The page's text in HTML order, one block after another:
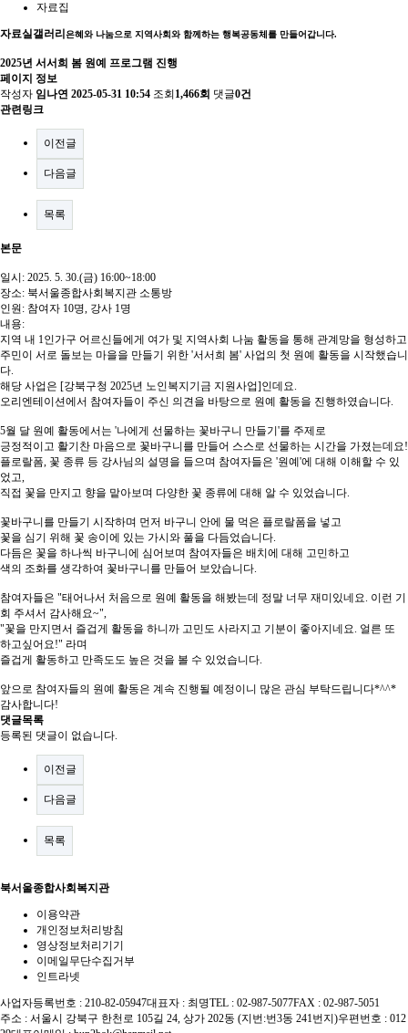
자료집
자료실갤러리 은혜와 나눔으로 지역사회와 함께하는 행복공동체를 만들어갑니다.
2025년 서서희 봄 원예 프로그램 진행
페이지 정보
작성자 임나연 2025-05-31 10:54 조회 1,466회 댓글0건
관련링크
이전글
다음글
목록
본문
일시: 2025. 5. 30.(금) 16:00~18:00
장소: 북서울종합사회복지관 소통방
인원: 참여자 10명, 강사 1명
내용:
지역 내 1인가구 어르신들에게 여가 및 지역사회 나눔 활동을 통해 관계망을 형성하고
주민이 서로 돌보는 마을을 만들기 위한 '서서희 봄' 사업의 첫 원예 활동을 시작했습니
다.
해당 사업은 [강북구청 2025년 노인복지기금 지원사업]인데요.
오리엔테이션에서 참여자들이 주신 의견을 바탕으로 원예 활동을 진행하였습니다.
5월 달 원예 활동에서는 '나에게 선물하는 꽃바구니 만들기'를 주제로
긍정적이고 활기찬 마음으로 꽃바구니를 만들어 스스로 선물하는 시간을 가졌는데요!
플로랄폼, 꽃 종류 등 강사님의 설명을 들으며 참여자들은 '원예'에 대해 이해할 수 있
었고,
직접 꽃을 만지고 향을 맡아보며 다양한 꽃 종류에 대해 알 수 있었습니다.
꽃바구니를 만들기 시작하며 먼저 바구니 안에 물 먹은 플로랄폼을 넣고
꽃을 심기 위해 꽃 송이에 있는 가시와 풀을 다듬었습니다.
다듬은 꽃을 하나씩 바구니에 심어보며 참여자들은 배치에 대해 고민하고
색의 조화를 생각하여 꽃바구니를 만들어 보았습니다.
참여자들은 "태어나서 처음으로 원예 활동을 해봤는데 정말 너무 재미있네요. 이런 기
회 주셔서 감사해요~",
"꽃을 만지면서 즐겁게 활동을 하니까 고민도 사라지고 기분이 좋아지네요. 얼른 또
하고싶어요!" 라며
즐겁게 활동하고 만족도도 높은 것을 볼 수 있었습니다.
앞으로 참여자들의 원예 활동은 계속 진행될 예정이니 많은 관심 부탁드립니다*^^*
감사합니다!
댓글목록
등록된 댓글이 없습니다.
이전글
다음글
목록
북서울종합사회복지관
이용약관
개인정보처리방침
영상정보처리기기
이메일무단수집거부
인트라넷
사업자등록번호 : 210-82-05947대표자 : 최명TEL : 02-987-5077FAX : 02-987-5051
주소 : 서울시 강북구 한천로 105길 24, 상가 202동 (지번:번3동 241번지)우편번호 : 012